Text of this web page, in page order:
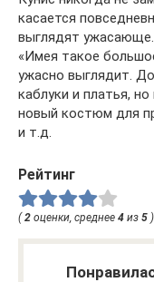
касается
выглядят
«Имея такое
ужасно выглядит.
каблуки и платья,
новый костюм для
и т.д.
Рейтинг
(2 оценки, среднее 4 из 5 )